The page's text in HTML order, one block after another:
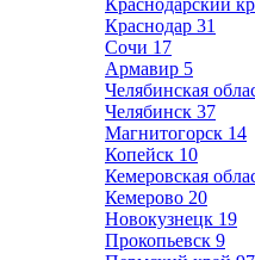
Краснодарский
Краснодар 31
Сочи 17
Армавир 5
Челябинская
Челябинск 37
Магнитогорск 14
Копейск 10
Кемеровская
Кемерово 20
Новокузнецк 19
Прокопьевск 9